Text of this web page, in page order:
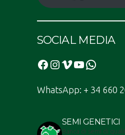
SOCIAL MEDIA
Facebook
Instagram
Vimeo
YouTube
Bomba
WhatsApp: + 34 660
SEMI GENETICI
Banca di semi di